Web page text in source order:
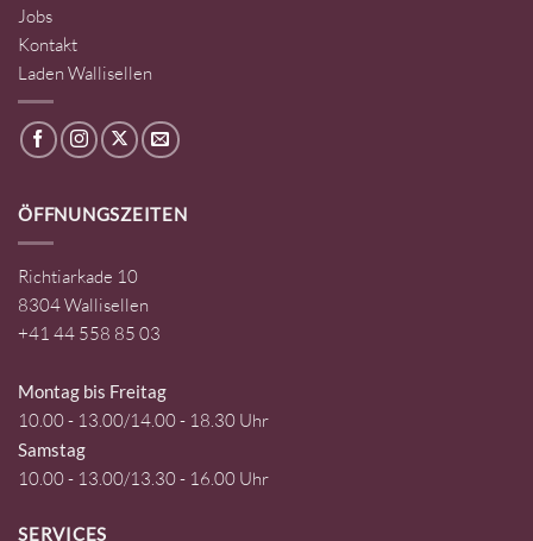
Jobs
Kontakt
Laden Wallisellen
ÖFFNUNGSZEITEN
Richtiarkade 10
8304 Wallisellen
+41 44 558 85 03
Montag bis Freitag
10.00 - 13.00/14.00 - 18.30 Uhr
Samstag
10.00 - 13.00/13.30 - 16.00 Uhr
SERVICES